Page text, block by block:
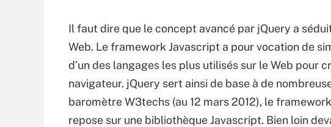
Il faut dire que le concept avancé par jQuery a
Web. Le framework Javascript a pour vocation de
d’un des langages les plus utilisés sur le Web pour
navigateur. jQuery sert ainsi de base à de
baromètre W3techs (au 12 mars 2012), le
repose sur une bibliothèque Javascript. Bien loin